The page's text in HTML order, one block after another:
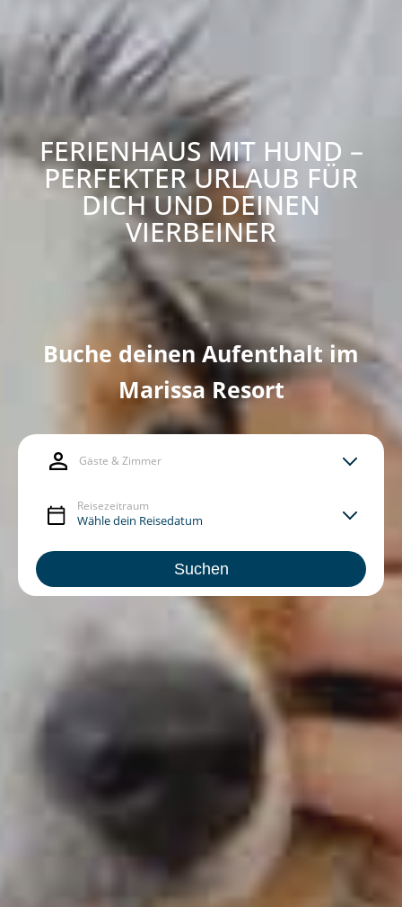
FERIENHAUS MIT HUND –
PERFEKTER URLAUB FÜR
DICH UND DEINEN
VIERBEINER
Buche deinen Aufenthalt im
Marissa Resort
Gäste & Zimmer
Reisezeitraum
Suchen